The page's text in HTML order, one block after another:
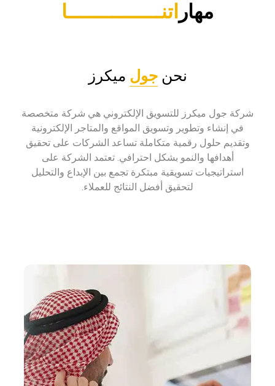
مهار اتنـــــــــــــــــا
نحن جول ميكرز
شركة جول ميكرز للتسويق الإلكتروني هي شركة متخصصة
في إنشاء وتطوير وتسويق المواقع والمتاجر الإلكترونية
وتقديم حلول رقمية متكاملة تساعد الشركات على تحقيق
أهدافها والنمو بشكل احترافي. تعتمد الشركة على
استراتيجيات تسويقية مبتكرة تجمع بين الإبداع والتحليل
لتحقيق أفضل النتائج للعملاء.